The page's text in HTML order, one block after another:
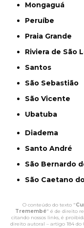
Mongaguá
Peruíbe
Praia Grande
Riviera de São
Santos
São Sebastião
São Vicente
Ubatuba
Diadema
Santo André
São Bernardo
São Caetano
O conteúdo do texto "
Tremembé" é de direito
citando nossos links, é
direito autoral – artigo 184 do